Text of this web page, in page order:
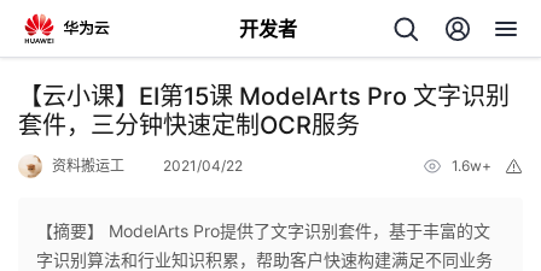
开发者
返
回
【云小课】EI第15课 ModelArts Pro 文字识别
套件，三分钟快速定制OCR服务
资料搬运工 2021/04/22 1.6w+
【摘要】 ModelArts Pro提供了文字识别套件，基于丰富的文
字识别算法和行业知识积累，帮助客户快速构建满足不同业务